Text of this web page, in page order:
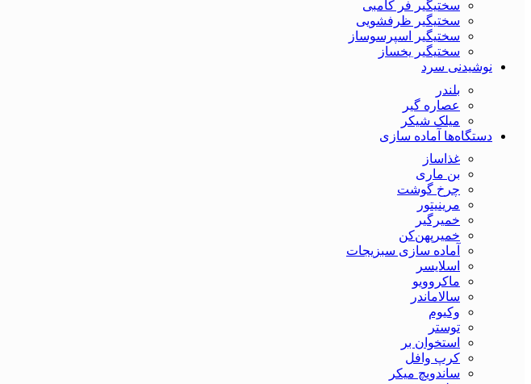
سختیگیر فر کامبی
سختیگیر ظرفشویی
سختیگیر اسپرسوساز
سختیگیر یخساز
نوشیدنی سرد
بلندر
عصاره گیر
میلک شیکر
دستگاه‌ها آماده سازی
غذاساز
بن ماری
چرخ گوشت
مرینیتور
خمیرگیر
خمیر‌پهن‌کن
آماده سازی سبزیجات
اسلایسر
ماکروویو
سالاماندر
وکیوم
توستر
استخوان بر
کرپ وافل
ساندویچ میکر